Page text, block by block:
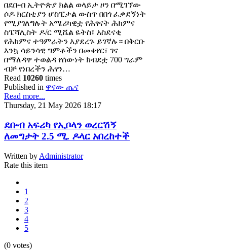
በደቡብ ኢትዮጵያ ክልል ወላይታ ዞን በሚገኘው
ሶዶ ክርስቲያን ሆስፒታል ውስጥ በበጎ ፈቃደኝነት
የሚያገለግሉት አሜሪካዊቷ የሕፃናት ሕክምና
ስፔሻሊስት ዶ/ር ሚሼል ዬትስ፣ አስደናቂ
የሕክምና ተዓምራትን እያደረጉ ይገኛሉ። በቅርቡ
እንኳ ሳይንሳዊ ግምቶችን በመቀየር፣ ገና
በማለዳዋ ተወልዳ የሰውነት ክብደቷ 700 ግራም
ብቻ የነበረችን ሕፃን…
Read 10260 times
Published in ዋናው ጤና
Read more...
Thursday, 21 May 2026 18:17
ደቡብ አፍሪካ የኢቦላን ወረርሽኝ
ለመግታት 2.5 ሚ. ዶላር አበረከተች
Written by Administrator
Rate this item
1
2
3
4
5
(0 votes)